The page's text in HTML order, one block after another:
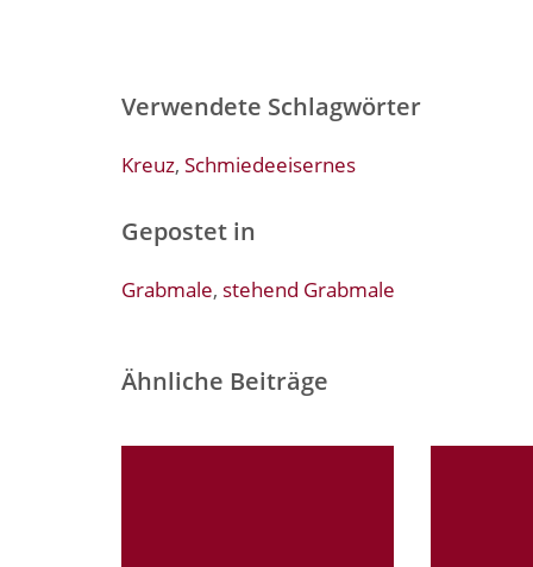
Verwendete Schlagwörter
Kreuz, Schmiedeeisernes
Gepostet in
Grabmale, stehend Grabmale
Ähnliche Beiträge